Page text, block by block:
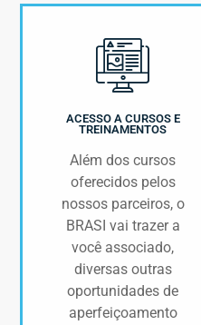
ACESSO A CURSOS E
TREINAMENTOS
Além dos cursos
oferecidos pelos
nossos parceiros, o
BRASI vai trazer a
você associado,
diversas outras
oportunidades de
aperfeiçoamento